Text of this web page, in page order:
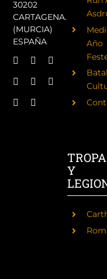
30202
CARTAGENA.
(MURCIA)
ESPAÑA
Año
Y